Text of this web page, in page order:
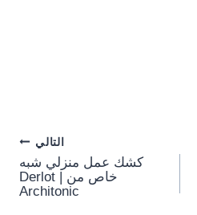
التالي
كشك عمل منزلي شبه
خاص من Derlot |
Architonic